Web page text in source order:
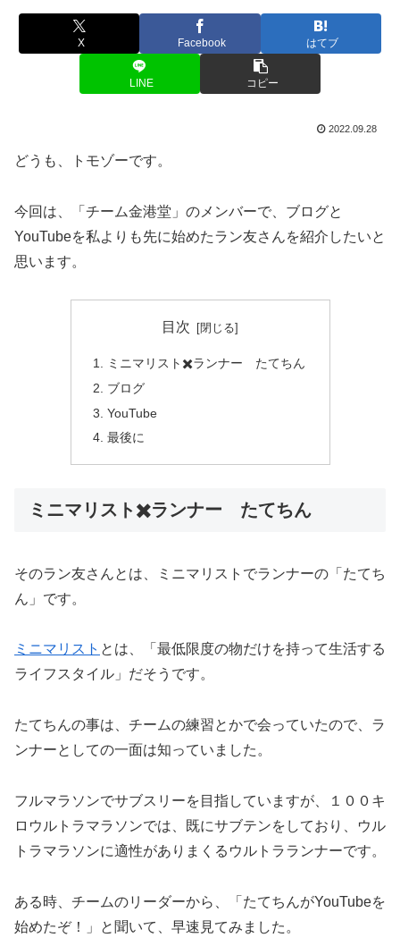
X Facebook はてブ
LINE コピー
2022.09.28
どうも、トモゾーです。
今回は、「チーム金港堂」のメンバーで、ブログと
YouTubeを私よりも先に始めたラン友さんを紹介したいと
思います。
目次
ミニマリスト✖️ランナー たてちん
ブログ
YouTube
最後に
ミニマリスト✖️ランナー たてちん
そのラン友さんとは、ミニマリストでランナーの「たてち
ん」です。
ミニマリスト とは、「最低限度の物だけを持って生活する
ライフスタイル」だそうです。
たてちんの事は、チームの練習とかで会っていたので、ラ
ンナーとしての一面は知っていました。
フルマラソンでサブスリーを目指していますが、１００キ
ロウルトラマラソンでは、既にサブテンをしており、ウル
トラマラソンに適性がありまくるウルトラランナーです。
ある時、チームのリーダーから、「たてちんがYouTubeを
始めたぞ！」と聞いて、早速見てみました。